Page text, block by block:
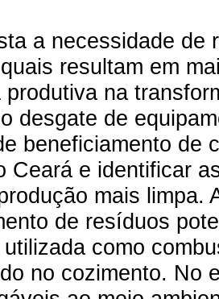
a necessidade de
resultam em
na
desgate de
beneficiamento de
Ceará e identificar
mais limpa.
de resíduos
como
no cozimento. No